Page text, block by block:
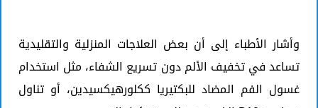
وأشار الأطباء إلى أن بعض العلاجات المنزلية والتقليدية
تساعد في تخفيف الألم دون تسريع الشفاء، مثل استخدام
غسول الفم المضاد للبكتيريا ككلورهيكسيدين، أو تناول